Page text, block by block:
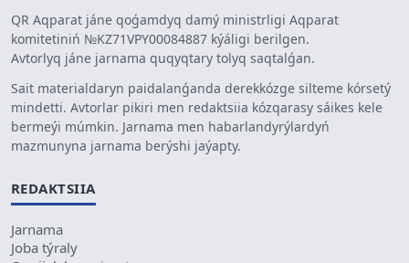
QR Aqparat jáne qoǵamdyq damý ministrligi Aqparat
komitetiniń №KZ71VPY00084887 kýáligi berilgen.
Avtorlyq jáne jarnama quqyqtary tolyq saqtalǵan.
Sait materialdaryn paidalanǵanda derekkózge silteme kórsetý
mindetti. Avtorlar pikiri men redaktsiia kózqarasy sáikes kele
bermeýi múmkin. Jarnama men habarlandyrýlardyń
mazmunyna jarnama berýshi jaýapty.
REDAKTSIIA
Jarnama
Joba týraly